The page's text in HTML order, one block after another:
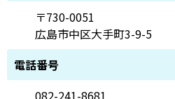
〒730-0051
広島市中区大手町3-9-5
電話番号
082-241-8681